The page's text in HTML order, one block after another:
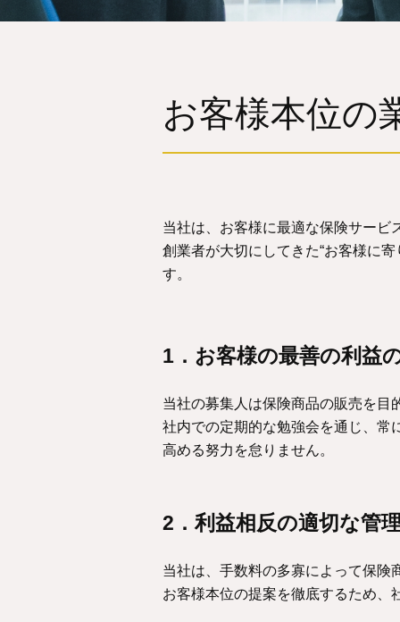
お客様本位の
当社は、お客様に最適な保険サービ
創業者が大切にしてきた“お客様に
す。
1．お客様の最善の利益
当社の募集人は保険商品の販売を目
社内での定期的な勉強会を通じ、常
高める努力を怠りません。
2．利益相反の適切な管
当社は、手数料の多寡によって保険
お客様本位の提案を徹底するため、